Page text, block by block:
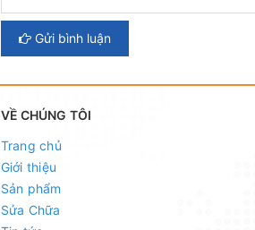
Gửi bình luận
VỀ CHÚNG TÔI
Trang chủ
Giới thiệu
Sản phẩm
Sửa Chữa